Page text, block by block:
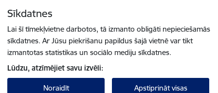
Sīkdatnes
Lai šī tīmekļvietne darbotos, tā izmanto obligāti nepieciešamās
sīkdatnes. Ar Jūsu piekrišanu papildus šajā vietnē var tikt
izmantotas statistikas un sociālo mediju sīkdatnes.
Lūdzu, atzīmējiet savu izvēli:
Noraidīt Apstiprināt visas